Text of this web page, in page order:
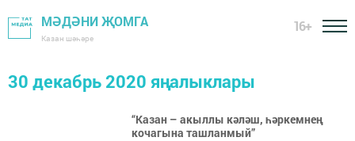
МӘДӘНИ ҖОМГА
Казан шәһәре
16+
30 декабрь 2020 яңалыклары
“Казан – акыллы кәләш, һәркемнең
кочагына ташланмый”